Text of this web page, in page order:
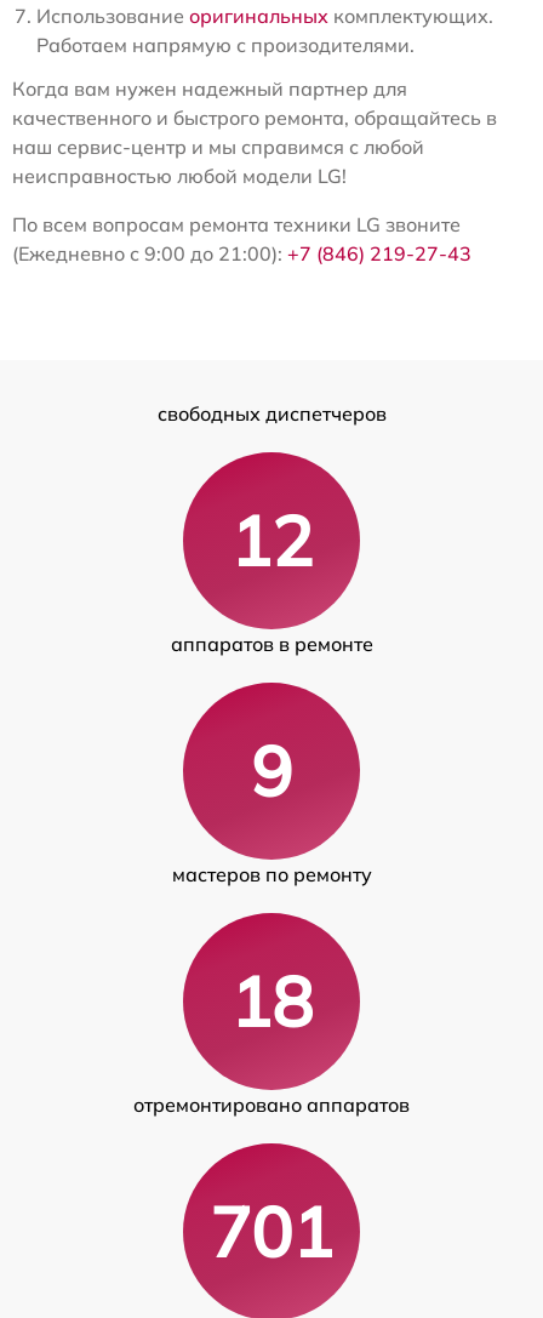
Использование оригинальных комплектующих.
Работаем напрямую с произодителями.
Когда вам нужен надежный партнер для
качественного и быстрого ремонта, обращайтесь в
наш сервис-центр и мы справимся с любой
неисправностью любой модели LG!
По всем вопросам ремонта техники LG звоните
(Ежедневно с 9:00 до 21:00): +7 (846) 219-27-43
свободных диспетчеров
12
аппаратов в ремонте
9
мастеров по ремонту
18
отремонтировано аппаратов
701